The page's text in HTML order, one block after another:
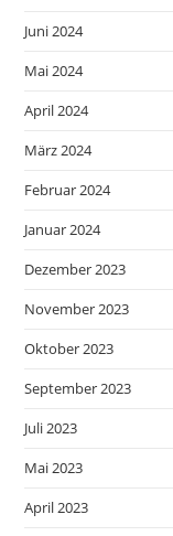
Juni 2024
Mai 2024
April 2024
März 2024
Februar 2024
Januar 2024
Dezember 2023
November 2023
Oktober 2023
September 2023
Juli 2023
Mai 2023
April 2023